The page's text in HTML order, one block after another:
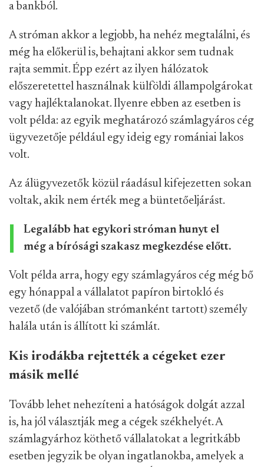
a bankból.
A stróman akkor a legjobb, ha nehéz megtalálni, és
még ha előkerül is, behajtani akkor sem tudnak
rajta semmit. Épp ezért az ilyen hálózatok
előszeretettel használnak külföldi állampolgárokat
vagy hajléktalanokat. Ilyenre ebben az esetben is
volt példa: az egyik meghatározó számlagyáros cég
ügyvezetője például egy ideig egy romániai lakos
volt.
Az álügyvezetők közül ráadásul kifejezetten sokan
voltak, akik nem érték meg a büntetőeljárást.
Legalább hat egykori stróman hunyt el
még a bírósági szakasz megkezdése előtt.
Volt példa arra, hogy egy számlagyáros cég még bő
egy hónappal a vállalatot papíron birtokló és
vezető (de valójában strómanként tartott) személy
halála után is állított ki számlát.
Kis irodákba rejtették a cégeket ezer
másik mellé
Tovább lehet nehezíteni a hatóságok dolgát azzal
is, ha jól választják meg a cégek székhelyét. A
számlagyárhoz köthető vállalatokat a legritkább
esetben jegyzik be olyan ingatlanokba, amelyek a